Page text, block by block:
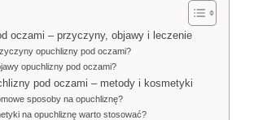
oczami – przyczyny, objawy i leczenie
opuchlizny pod oczami?
opuchlizny pod oczami?
pod oczami – metody i kosmetyki
sposoby na opuchliznę?
na opuchliznę warto stosować?